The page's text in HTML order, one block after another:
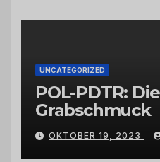
Großhändlern
UNCATEGORIZED
POL-PDTR:
Grabschmuck
OKTOBER 19, 2023